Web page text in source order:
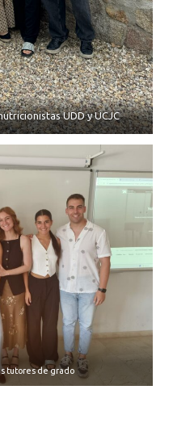
UDD y UCJC
tutores de grado